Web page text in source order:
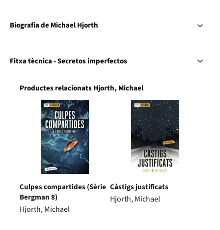
Biografia de Michael Hjorth
Fitxa tècnica - Secretos imperfectos
Productes relacionats Hjorth, Michael
Culpes compartides (Sèrie
Bergman 8)
Hjorth, Michael
Càstigs justificats
Hjorth, Michael